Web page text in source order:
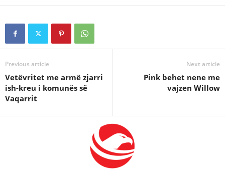
Previous article
Vetëvritet me armë zjarri
ish-kreu i komunës së
Vaqarrit
Next article
Pink behet nene me
vajzen Willow